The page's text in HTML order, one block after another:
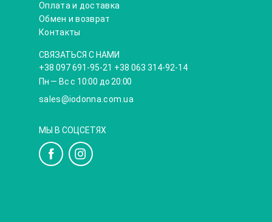
Оплата и доставка
Обмен и возврат
Контакты
СВЯЗАТЬСЯ С НАМИ
+38 097 691-95-21 +38 063 314-92-14
Пн — Вс с 10:00 до 20:00
sales@iodonna.com.ua
МЫ В СОЦСЕТЯХ